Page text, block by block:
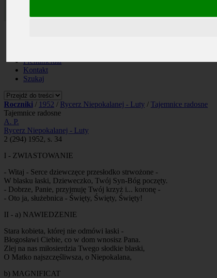
Prenumerata
Kontakt
Szukaj
Roczniki / 1952 / Rycerz Niepokalanej - Luty / Tajemnice radosne
Tajemnice radosne
A. P.
Rycerz Niepokalanej - Luty
2 (294) 1952, s. 34
I - ZWIASTOWANIE
- Witaj - Serce dziewczęce przesłodko strwożone -
W blasku łaski, Dzieweczko, Twój Syn-Bóg poczęty.
- Dobrze, Panie, przyjmuję Twój krzyż i... koronę -
- Oto ja, służebnica - Święty, Święty, Święty!
II - a) NAWIEDZENIE
Stara kobieta, której nie odmówi łaski -
Błogosławi Ciebie, co w dom wnosisz Pana.
Zlej na nas miłosierdzia Twego słodkie blaski,
O Matko najszczęśliwsza, o Niepokalana,
b) MAGNIFICAT